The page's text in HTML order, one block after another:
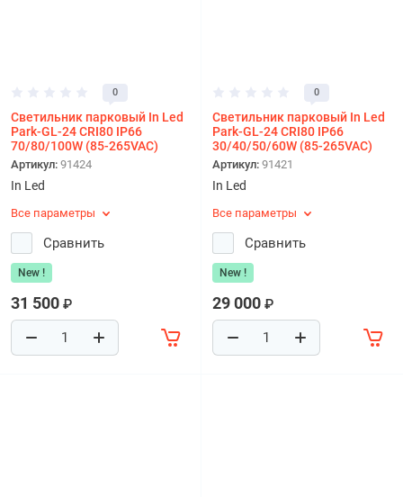
0
Светильник парковый In Led
Park-GL-24 СRI80 IP66
70/80/100W (85-265VAC)
Артикул: 91424
In Led
Все параметры
Сравнить
New !
31 500 ₽
0
Светильник парковый In Led
Park-GL-24 СRI80 IP66
30/40/50/60W (85-265VAC)
Артикул: 91421
In Led
Все параметры
Сравнить
New !
29 000 ₽